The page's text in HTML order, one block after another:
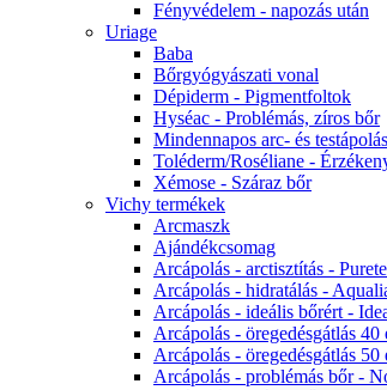
Fényvédelem - napozás után
Uriage
Baba
Bőrgyógyászati vonal
Dépiderm - Pigmentfoltok
Hyséac - Problémás, zíros bőr
Mindennapos arc- és testápolás
Toléderm/Roséliane -
Xémose - Száraz bőr
Vichy termékek
Arcmaszk
Ajándékcsomag
Arcápolás - arctisztítás -
Arcápolás - hidratálás -
Arcápolás - ideális bőrért -
Arcápolás - öregedésgátlás
Arcápolás - öregedésgátlás
Arcápolás - problémás bőr -